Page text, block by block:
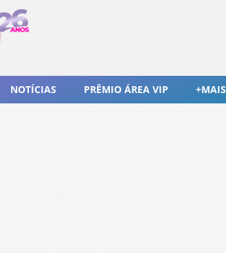
NOTÍCIAS PRÊMIO ÁREA VIP +MAIS